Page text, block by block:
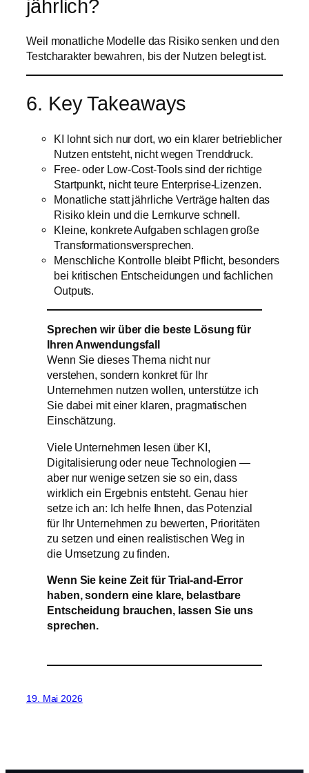
jährlich?
Weil monatliche Modelle das Risiko senken und den
Testcharakter bewahren, bis der Nutzen belegt ist.
6. Key Takeaways
KI lohnt sich nur dort, wo ein klarer betrieblicher
Nutzen entsteht, nicht wegen Trenddruck.
Free- oder Low-Cost-Tools sind der richtige
Startpunkt, nicht teure Enterprise-Lizenzen.
Monatliche statt jährliche Verträge halten das
Risiko klein und die Lernkurve schnell.
Kleine, konkrete Aufgaben schlagen große
Transformationsversprechen.
Menschliche Kontrolle bleibt Pflicht, besonders
bei kritischen Entscheidungen und fachlichen
Outputs.
Sprechen wir über die beste Lösung für
Ihren Anwendungsfall
Wenn Sie dieses Thema nicht nur
verstehen, sondern konkret für Ihr
Unternehmen nutzen wollen, unterstütze ich
Sie dabei mit einer klaren, pragmatischen
Einschätzung.
Viele Unternehmen lesen über KI,
Digitalisierung oder neue Technologien —
aber nur wenige setzen sie so ein, dass
wirklich ein Ergebnis entsteht. Genau hier
setze ich an: Ich helfe Ihnen, das Potenzial
für Ihr Unternehmen zu bewerten, Prioritäten
zu setzen und einen realistischen Weg in
die Umsetzung zu finden.
Wenn Sie keine Zeit für Trial-and-Error
haben, sondern eine klare, belastbare
Entscheidung brauchen, lassen Sie uns
sprechen.
19. Mai 2026